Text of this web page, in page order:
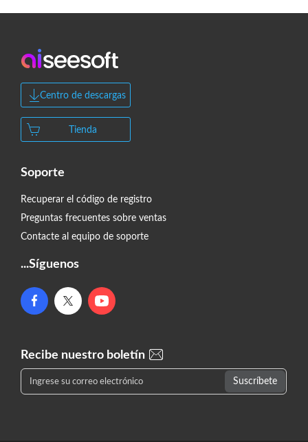
Centro de descargas
Tienda
Soporte
Recuperar el código de registro
Preguntas frecuentes sobre ventas
Contacte al equipo de soporte
...Síguenos
Recibe nuestro boletín